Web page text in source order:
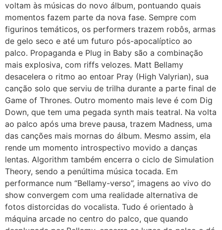
voltam às músicas do novo álbum, pontuando quais
momentos fazem parte da nova fase. Sempre com
figurinos temáticos, os performers trazem robôs, armas
de gelo seco e até um futuro pós-apocalíptico ao
palco. Propaganda e Plug in Baby são a combinação
mais explosiva, com riffs velozes. Matt Bellamy
desacelera o ritmo ao entoar Pray (High Valyrian), sua
canção solo que serviu de trilha durante a parte final de
Game of Thrones. Outro momento mais leve é com Dig
Down, que tem uma pegada synth mais teatral. Na volta
ao palco após uma breve pausa, trazem Madness, uma
das canções mais mornas do álbum. Mesmo assim, ela
rende um momento introspectivo movido a danças
lentas. Algorithm também encerra o ciclo de Simulation
Theory, sendo a penúltima música tocada. Em
performance num “Bellamy-verso”, imagens ao vivo do
show convergem com uma realidade alternativa de
fotos distorcidas do vocalista. Tudo é orientado à
máquina arcade no centro do palco, que quando